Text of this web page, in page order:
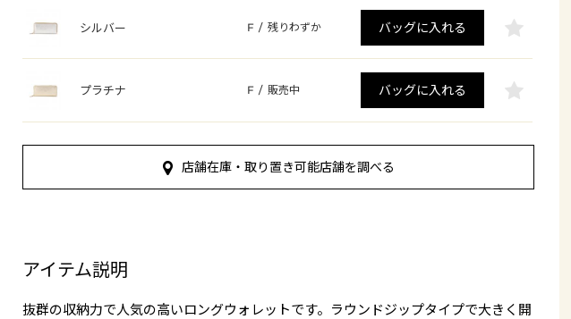
シルバー F / 残りわずか バッグに入れる
プラチナ F / 販売中 バッグに入れる
店舗在庫・取り置き可能店舗を調べる
アイテム説明
抜群の収納力で人気の高いロングウォレットです。ラウンドジップタイプで大きく開